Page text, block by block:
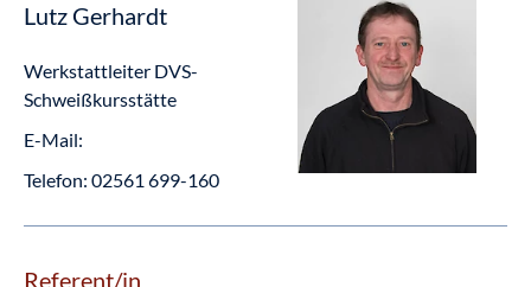
Lutz Gerhardt
Werkstattleiter DVS-
Schweißkursstätte
E-Mail:
Telefon: 02561 699-160
Referent/in